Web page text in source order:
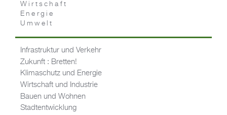
Wirtschaft
Energie
Umwelt
Infrastruktur und Verkehr
Zukunft : Bretten!
Klimaschutz und Energie
Wirtschaft und Industrie
Bauen und Wohnen
Stadtentwicklung